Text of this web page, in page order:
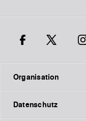
Organisation
Datenschutz